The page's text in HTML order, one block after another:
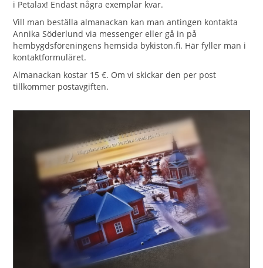
i Petalax! Endast några exemplar kvar.
Vill man beställa almanackan kan man antingen kontakta
Annika Söderlund via messenger eller gå in på
hembygdsföreningens hemsida bykiston.fi. Här fyller man i
kontaktformuläret.
Almanackan kostar 15 €. Om vi skickar den per post
tillkommer postavgiften.